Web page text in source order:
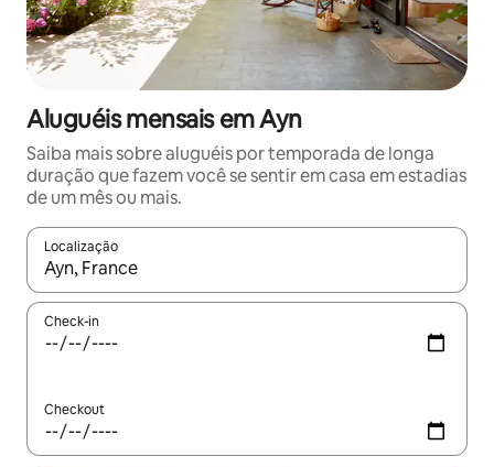
Aluguéis mensais em Ayn
Saiba mais sobre aluguéis por temporada de longa
duração que fazem você se sentir em casa em estadias
de um mês ou mais.
Localização
Quando os resultados estiverem disponíveis, explore-os
Check-in
Checkout